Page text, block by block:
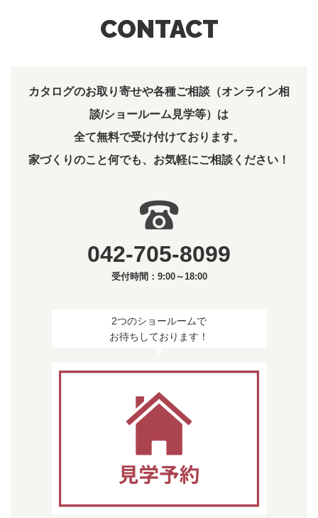
CONTACT
カタログのお取り寄せや各種ご相談（オンライン相
談/ショールーム見学等）は
全て無料で受け付けております。
家づくりのこと何でも、お気軽にご相談ください！
042-705-8099
受付時間：9:00～18:00
2つのショールームで
お待ちしております！